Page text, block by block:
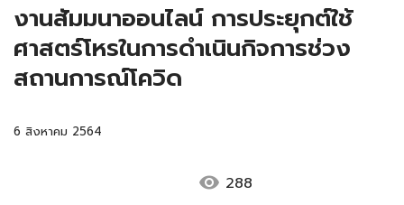
งานสัมมนาออนไลน์ การประยุกต์ใช้
ศาสตร์โหรในการดำเนินกิจการช่วง
สถานการณ์โควิด
6 สิงหาคม 2564
visibility 288